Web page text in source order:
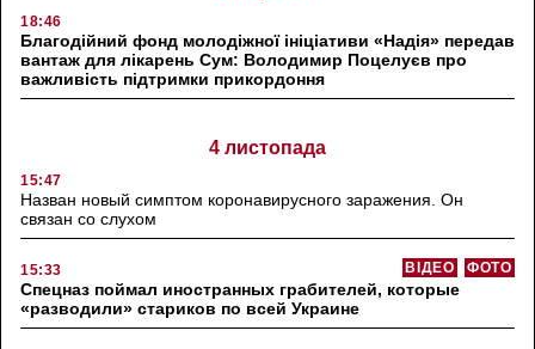
18:46
Благодійний фонд молодіжної ініціативи «Надія» передав
вантаж для лікарень Сум: Володимир Поцелуєв про
важливість підтримки прикордоння
4 листопада
15:47
Назван новый симптом коронавирусного заражения. Он
связан со слухом
15:33 ФОТО
ВІДЕО
Спецназ поймал иностранных грабителей, которые
«разводили» стариков по всей Украине